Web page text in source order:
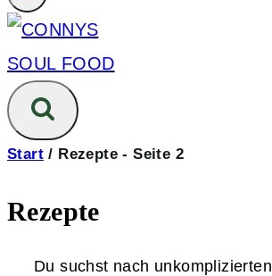
Start / Rezepte - Seite 2
Rezepte
Du suchst nach